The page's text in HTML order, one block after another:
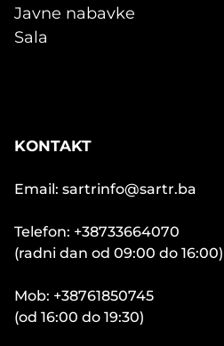
Javne nabavke
Sala
KONTAKT
Email: sartrinfo@sartr.ba
Telefon: +38733664070
(radni dan od 09:00 do 16:00)
Mob: +38761850745
(od 16:00 do 19:30)